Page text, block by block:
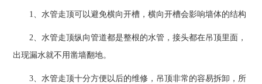
1、水管走顶可以避免横向开槽，横向开槽会影响墙体的结构
2、水管走顶纵向管道都是整根的水管，接头都在吊顶里面，
出现漏水就不用凿墙翻地。
3、水管走顶十分方便以后的维修，吊顶非常的容易拆卸，所